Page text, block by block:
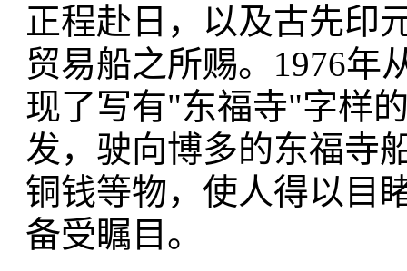
正程赴日，以及古先印
贸易船之所赐。1976年
现了写有"东福寺"字样
发，驶向博多的东福寺
铜钱等物，使人得以目
备受瞩目。